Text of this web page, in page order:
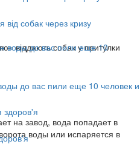
від собак через кризу
віддають собак у притулки
до вас пили еще 10 человек и
на завод, вода попадает в
воды или испаряется в